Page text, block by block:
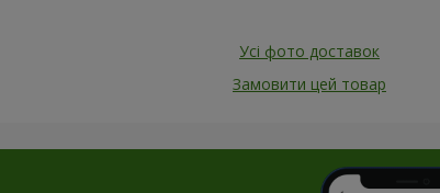
Усі фото доставок
Замовити цей товар